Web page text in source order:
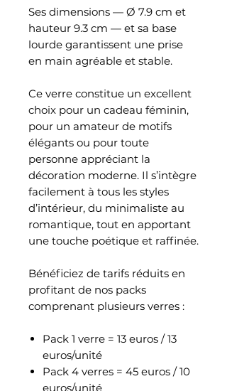
Ses dimensions — Ø 7.9 cm et
hauteur 9.3 cm — et sa base
lourde garantissent une prise
en main agréable et stable.
Ce verre constitue un excellent
choix pour un cadeau féminin,
pour un amateur de motifs
élégants ou pour toute
personne appréciant la
décoration moderne. Il s’intègre
facilement à tous les styles
d’intérieur, du minimaliste au
romantique, tout en apportant
une touche poétique et raffinée.
Bénéficiez de tarifs réduits en
profitant de nos packs
comprenant plusieurs verres :
Pack 1 verre = 13 euros / 13
euros/unité
Pack 4 verres = 45 euros / 10
euros/unité